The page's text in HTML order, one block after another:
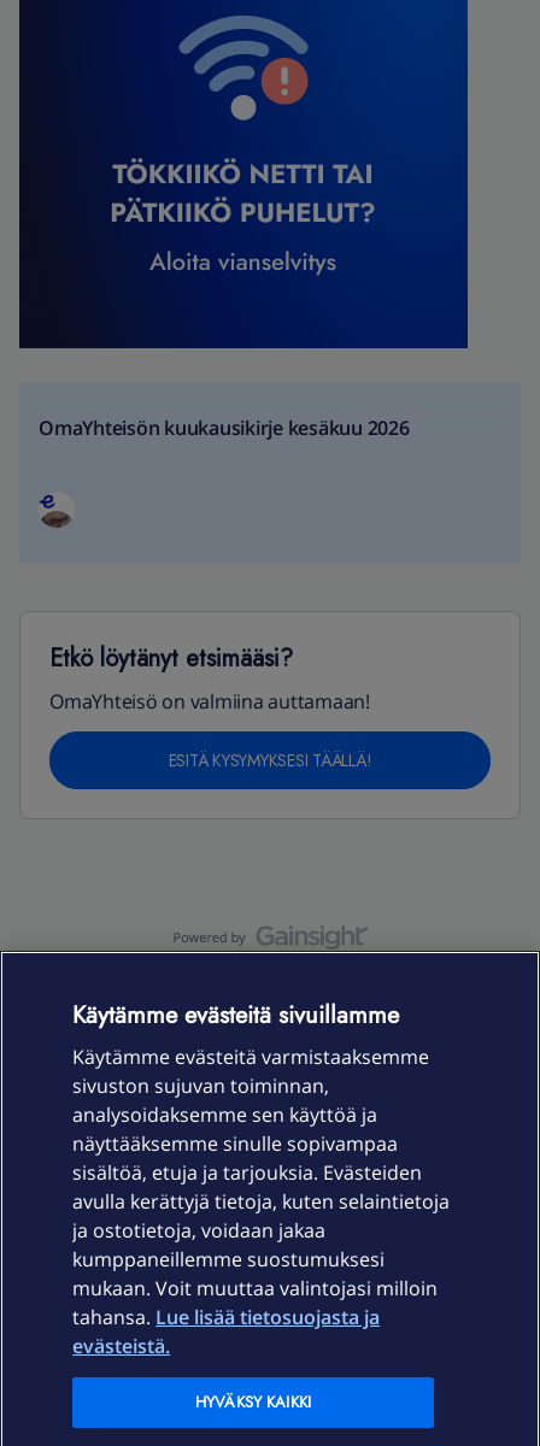
OmaYhteisön kuukausikirje kesäkuu 2026
Etkö löytänyt etsimääsi?
OmaYhteisö on valmiina auttamaan!
ESITÄ KYSYMYKSESI TÄÄLLÄ!
Laitteet & liittymät
Palvelut
Ajankohtaista
Elisa Oyj
Käytämme evästeitä sivuillamme
Käytämme evästeitä varmistaaksemme
sivuston sujuvan toiminnan,
analysoidaksemme sen käyttöä ja
näyttääksemme sinulle sopivampaa
sisältöä, etuja ja tarjouksia. Evästeiden
avulla kerättyjä tietoja, kuten selaintietoja
ja ostotietoja, voidaan jakaa
kumppaneillemme suostumuksesi
mukaan. Voit muuttaa valintojasi milloin
tahansa. Lue lisää tietosuojasta ja
evästeistä.
HYVÄKSY KAIKKI